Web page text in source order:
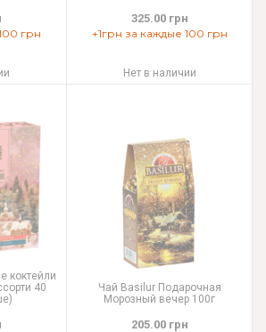
грн
325.00 грн
+1грн за каждые 100 грн
Нет в наличии
коктейли
40
Чай Basilur Подарочная
Морозный вечер 100г
205.00 грн